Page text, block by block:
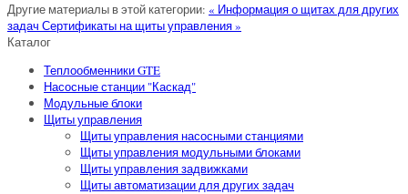
Другие материалы в этой категории: « Информация о щитах для других
задач Сертификаты на щиты управления »
Каталог
Теплообменники GTE
Насосные станции "Каскад"
Модульные блоки
Щиты управления
Щиты управления насосными станциями
Щиты управления модульными блоками
Щиты управления задвижками
Щиты автоматизации для других задач